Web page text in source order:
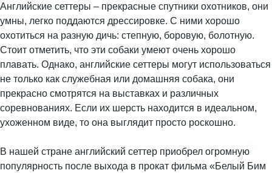
Английские сеттеры – прекрасные спутники охотников, они
умны, легко поддаются дрессировке. С ними хорошо
охотиться на разную дичь: степную, боровую, болотную.
Стоит отметить, что эти собаки умеют очень хорошо
плавать. Однако, английские сеттеры могут использоваться
не только как служебная или домашняя собака, они
прекрасно смотрятся на выставках и различных
соревнованиях. Если их шерсть находится в идеальном,
ухоженном виде, то она выглядит просто роскошно.
В нашей стране английский сеттер приобрел огромную
популярность после выхода в прокат фильма «Белый Бим